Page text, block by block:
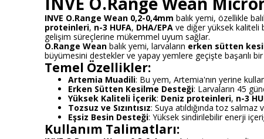
INVE O.Range Wean 0,2-0,4mm balık yemi, özellikle
proteinleri, n-3 HUFA, DHA/EPA ve diğer yüksek kaliteli
gelişim süreçlerine mükemmel uyum sağlar.
O.Range Wean balık yemi, larvaların erken sütten
büyümesini destekler ve yapay yemlere geçişte başarılı
Temel Özellikler:
Artemia Muadili: Bu yem, Artemia'nın yerine
Erken Sütten Kesilme Desteği: Larvaların 45
Yüksek Kaliteli İçerik: Deniz proteinleri, n-3
Tozsuz ve Sızıntısız: Suya atıldığında toz salmaz
Eşsiz Besin Desteği: Yüksek sindirilebilir enerji
Kullanım Talimatları: